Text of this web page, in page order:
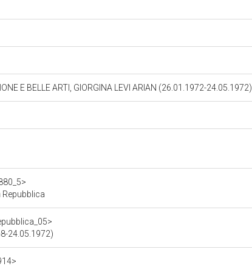
E BELLE ARTI, GIORGINA LEVI ARIAN (26.01.1972-24.05.1972)
Repubblica
24.05.1972)